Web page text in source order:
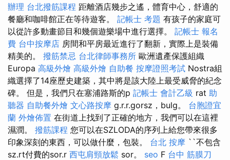
辦理 台北撥筋課程 距離酒店幾步之遙，體育中心，舒適的
餐廳和咖啡館正在等待遊客。 記帳士 考題 有孩子的家庭可
以從許多動畫節目和幾個遊樂場中進行選擇。 記帳士 報名
費 台中按摩店 房間和平房最近進行了翻新，實際上是裝備
精美的。 撥筋禁忌 台北律師事務所 歐洲遺產保護組織
Europa 高級外燴 高級外燴 自助餐 按摩證照考試 Nostra組
織選擇了14座歷史建築，其中將是該大陸上最受威脅的紀念
碑。 但是，我們只在塞浦路斯的p 記帳士 會計乙級 rat 助
聽器 自助餐外燴 文心路按摩 g.r.r.gorsz，bulg。 台胞證宜
蘭 外燴佈置 在街道上找到了正確的地方，我們可以在這裡
濕潤。 撥筋課程 您可以在SZLODA的序列上給您帶來很多
印象深刻的東西，可以做什麼，包裝。 台北 按摩 ``不包含
sz.rt付費的sor.r 西屯肩頸放鬆 sor。 seo F 台中 筋膜刀